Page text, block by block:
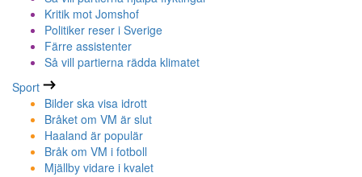
Kritik mot Jomshof
Politiker reser i Sverige
Färre assistenter
Så vill partierna rädda klimatet
Sport
Bilder ska visa idrott
Bråket om VM är slut
Haaland är populär
Bråk om VM i fotboll
Mjällby vidare i kvalet